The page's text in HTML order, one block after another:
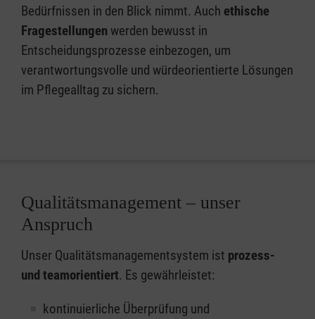
Bedürfnissen in den Blick nimmt. Auch ethische
Fragestellungenwerden bewusst in
Entscheidungsprozesse einbezogen, um
verantwortungsvolle und würdeorientierte Lösungen
im Pflegealltag zu sichern.
Qualitätsmanagement – unser
Anspruch
Unser Qualitätsmanagementsystem ist prozess-
und teamorientiert. Es gewährleistet:
kontinuierliche Überprüfung und